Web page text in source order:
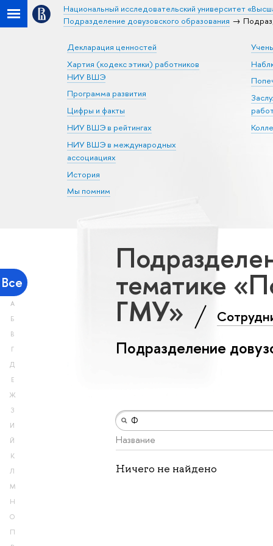
Национальный исследовательский университет
Подразделение довузовского образования
Декларация ценностей
Хартия (кодекс этики) работников
НИУ ВШЭ
Программа развития
Цифры и факты
НИУ ВШЭ в рейтингах
НИУ ВШЭ в международных
ассоциациях
История
Мы помним
Все
А
Б
В
Г
Д
Е
Ж
З
И
Й
К
Л
М
Н
О
П
тематике
ГМУ»
Подразделение
Название
Ничего не найдено